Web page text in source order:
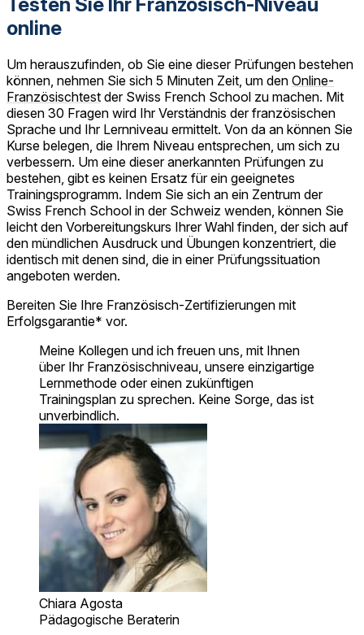
online
Um herauszufinden, ob Sie eine dieser Prüfungen bestehen
können, nehmen Sie sich 5 Minuten Zeit, um den Online-
Französischtest der Swiss French School zu machen. Mit
diesen 30 Fragen wird Ihr Verständnis der französischen
Sprache und Ihr Lernniveau ermittelt. Von da an können Sie
Kurse belegen, die Ihrem Niveau entsprechen, um sich zu
verbessern. Um eine dieser anerkannten Prüfungen zu
bestehen, gibt es keinen Ersatz für ein geeignetes
Trainingsprogramm. Indem Sie sich an ein Zentrum der
Swiss French School in der Schweiz wenden, können Sie
leicht den Vorbereitungskurs Ihrer Wahl finden, der sich auf
den mündlichen Ausdruck und Übungen konzentriert, die
identisch mit denen sind, die in einer Prüfungssituation
angeboten werden.
Bereiten Sie Ihre Französisch-Zertifizierungen mit
Erfolgsgarantie* vor.
Meine Kollegen und ich freuen uns, mit Ihnen
über Ihr Französischniveau, unsere einzigartige
Lernmethode oder einen zukünftigen
Trainingsplan zu sprechen. Keine Sorge, das ist
unverbindlich.
Chiara Agosta
Pädagogische Beraterin